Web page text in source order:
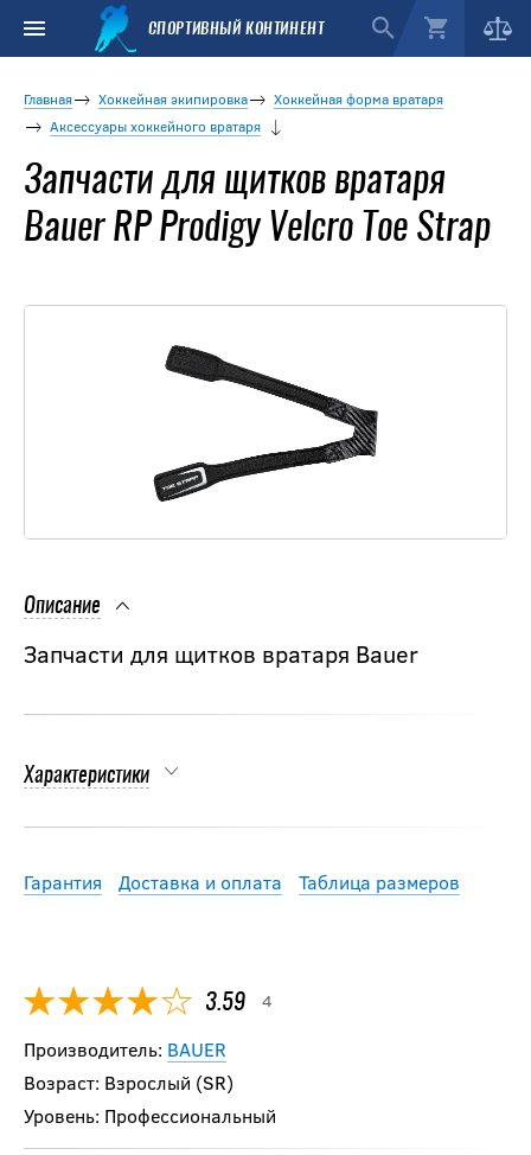
СПОРТИВНЫЙ КОНТИНЕНТ
Главная Хоккейная экипировка
Хоккейная форма вратаря
Аксессуары хоккейного вратаря
Запчасти для щитков вратаря
Bauer RP Prodigy Velcro Toe Strap
Описание
Запчасти для щитков вратаря Bauer
Характеристики
Гарантия Доставка и оплата Таблица размеров
3.59 4
Производитель: BAUER
Возраст: Взрослый (SR)
Уровень: Профессиональный